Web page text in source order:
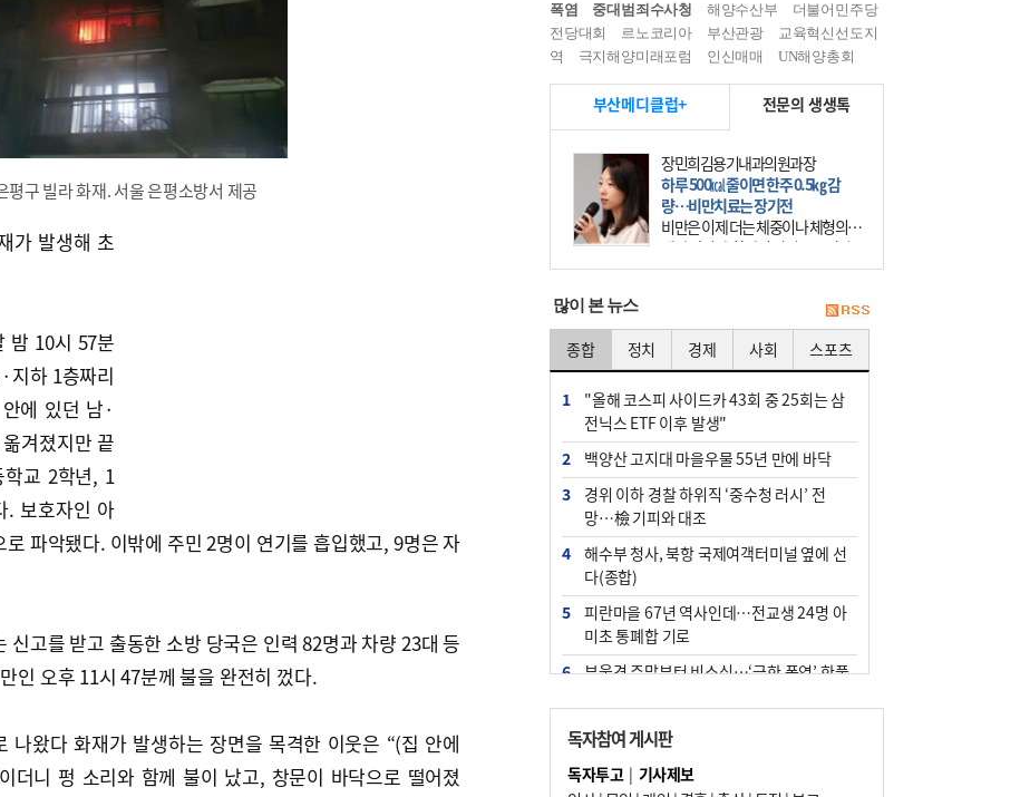
평구 빌라 화재. 서울 은평소방서 제공
가 발생해 초
밤 10시 57분
지하 1층짜리
에 있던 남·
겨졌지만 끝
교 2학년, 1
. 보호자인 아
파악됐다. 이밖에 주민 2명이 연기를 흡입했고, 9명은 자
신고를 받고 출동한 소방 당국은 인력 82명과 차량 23대 등
인 오후 11시 47분께 불을 완전히 껐다.
나왔다 화재가 발생하는 장면을 목격한 이웃은 “(집 안에
더니 펑 소리와 함께 불이 났고, 창문이 바닥으로 떨어졌
폭염 중대범죄수사청 해양수산부
더불어민주당
전당대회
르노코리아 부산관광
교육혁신선도지
역
극지해양미래포럼 인신매매 UN해양총회
부산메디클럽+ 전문의 생생톡
장민희김용기내과의원과장
하루 500㎉ 줄이면 한주 0.5㎏ 감
량…비만치료는 장기전
비만은 이제 더는 체중이나 체형의 문
제가 아니다. 하나의 질병으로 인지
하고 치료와 관리를 해야 한다. 세계
많이 본 뉴스
종합 정치 경제 사회 스포츠
1
"올해 코스피 사이드카 43회 중 25회는 삼
전닉스 ETF 이후 발생"
2
백양산 고지대 마을우물 55년 만에 바닥
3
경위 이하 경찰 하위직 ‘중수청 러시’ 전
망…檢 기피와 대조
4
해수부 청사, 북항 국제여객터미널 옆에 선
다(종합)
5
피란마을 67년 역사인데…전교생 24명 아
미초 통폐합 기로
6
부울경 주말부터 비소식…‘극한 폭염’ 한풀
7
“낙동강권 삼락·을숙도·다대포 연결해 서
부산 관광 키우자”
8
오늘의 날씨- 2026년 8월 7일
독자참여 게시판
독자투고| 기사제보